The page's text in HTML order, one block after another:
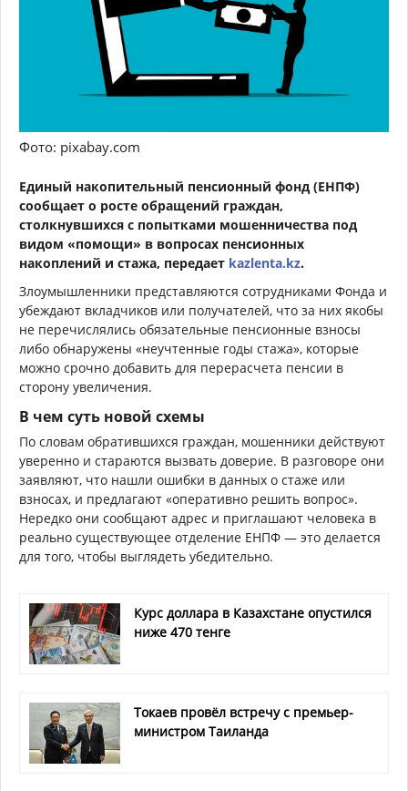
Фото: pixabay.com
Единый накопительный пенсионный фонд (ЕНПФ)
сообщает о росте обращений граждан,
столкнувшихся с попытками мошенничества под
видом «помощи» в вопросах пенсионных
накоплений и стажа, передает kazlenta.kz.
Злоумышленники представляются сотрудниками Фонда и
убеждают вкладчиков или получателей, что за них якобы
не перечислялись обязательные пенсионные взносы
либо обнаружены «неучтенные годы стажа», которые
можно срочно добавить для перерасчета пенсии в
сторону увеличения.
В чем суть новой схемы
По словам обратившихся граждан, мошенники действуют
уверенно и стараются вызвать доверие. В разговоре они
заявляют, что нашли ошибки в данных о стаже или
взносах, и предлагают «оперативно решить вопрос».
Нередко они сообщают адрес и приглашают человека в
реально существующее отделение ЕНПФ — это делается
для того, чтобы выглядеть убедительно.
Курс доллара в Казахстане опустился
ниже 470 тенге
Токаев провёл встречу с премьер-
министром Таиланда